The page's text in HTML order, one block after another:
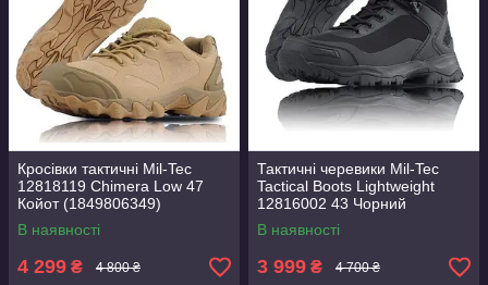
Кросівки тактичні Mil-Tec
12818119 Chimera Low 47
Койот (1849806349)
В наявності
4 299 ₴ 4 800 ₴
Тактичні черевики Mil-Tec
Tactical Boots Lightweight
12816002 43 Чорний
(1889650474)
В наявності
3 999 ₴ 4 700 ₴